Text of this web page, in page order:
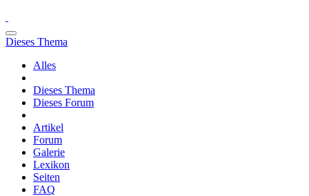
Dieses Thema
Alles
Dieses Thema
Dieses Forum
Artikel
Forum
Galerie
Lexikon
Seiten
FAQ